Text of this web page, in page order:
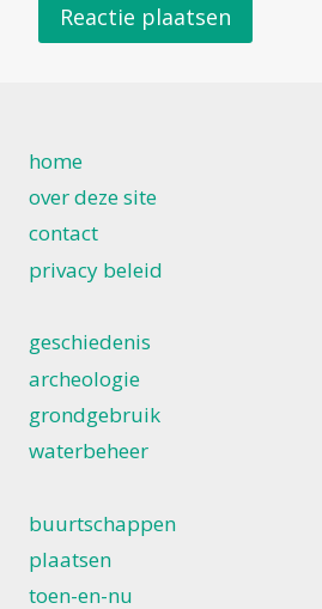
home
over deze site
contact
privacy beleid
geschiedenis
archeologie
grondgebruik
waterbeheer
buurtschappen
plaatsen
toen-en-nu